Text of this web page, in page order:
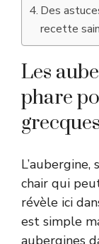
Des
recette
Les
phare
chair qui
révèle ici
est simple
aubergines